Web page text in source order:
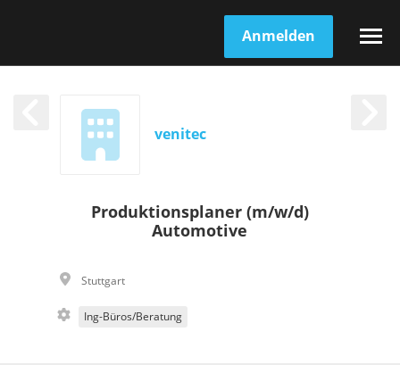
Anmelden
venitec
Produktionsplaner (m/w/d)
Automotive
Stuttgart
Ing-Büros/Beratung